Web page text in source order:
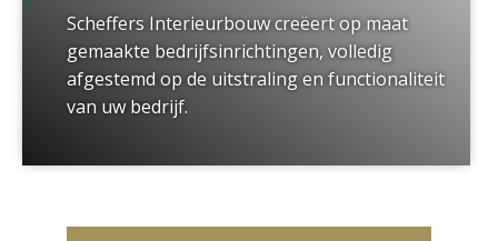
Scheffers Interieurbouw creëert op maat
gemaakte bedrijfsinrichtingen, volledig
afgestemd op de uitstraling en functionaliteit
van uw bedrijf.